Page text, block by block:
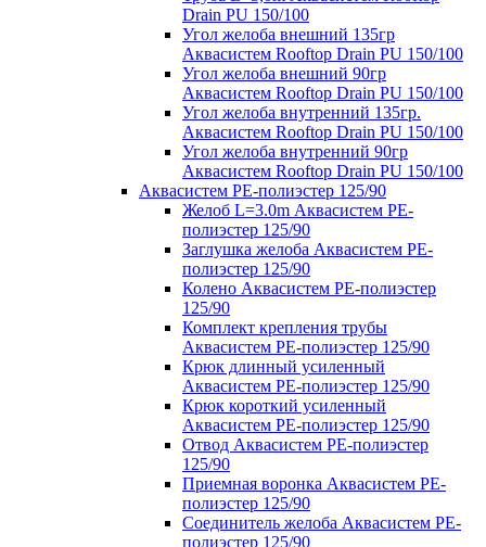
Drain PU 150/100
Угол желоба внешний 135гр
Аквасистем Rooftop Drain PU 150/100
Угол желоба внешний 90гр
Аквасистем Rooftop Drain PU 150/100
Угол желоба внутренний 135гр.
Аквасистем Rooftop Drain PU 150/100
Угол желоба внутренний 90гр
Аквасистем Rooftop Drain PU 150/100
Аквасистем PE-полиэстер 125/90
Желоб L=3.0m Аквасистем PE-
полиэстер 125/90
Заглушка желоба Аквасистем PE-
полиэстер 125/90
Колено Аквасистем PE-полиэстер
125/90
Комплект крепления трубы
Аквасистем PE-полиэстер 125/90
Крюк длинный усиленный
Аквасистем PE-полиэстер 125/90
Крюк короткий усиленный
Аквасистем PE-полиэстер 125/90
Отвод Аквасистем РЕ-полиэстер
125/90
Приемная воронка Аквасистем PE-
полиэстер 125/90
Соединитель желоба Аквасистем PE-
полиэстер 125/90